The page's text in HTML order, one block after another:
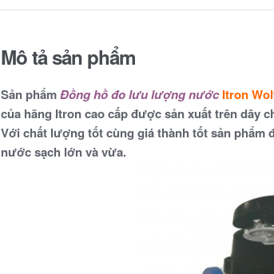
Mô tả sản phẩm
Sản phẩmĐồng hồ đo lưu lượng nước Itron
của hãng Itron cao cấp được sản xuất trên dây
Với chất lượng tốt cùng giá thành tốt sản
nước sạch lớn và vừa.